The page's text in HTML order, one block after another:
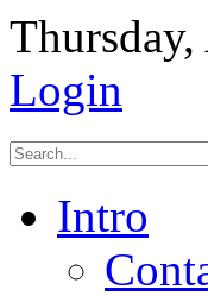
Login
Intro